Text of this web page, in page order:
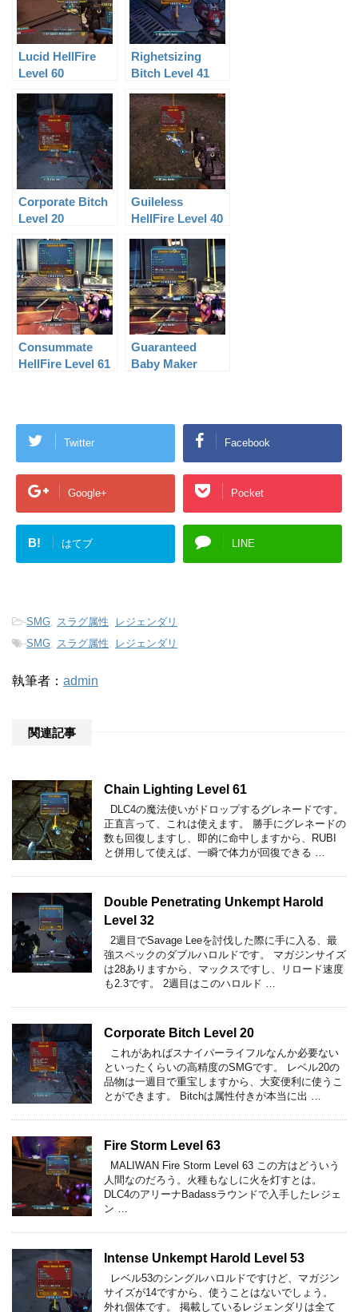
Lucid HellFire
Level 60
Righetsizing
Bitch Level 41
Corporate Bitch
Level 20
Guileless
HellFire Level 40
Consummate
HellFire Level 61
Guaranteed
Baby Maker
Twitter Facebook
Google+ Pocket
B! はてブ LINE
-SMG スラグ属性
レジェンダリ
-SMG スラグ属性 レジェンダリ
執筆者： admin
関連記事
Chain Lighting Level 61
DLC4の魔法使いがドロップするグレネードです。
正直言って、これは使えます。 勝手にグレネードの
数も回復しますし、即的に命中しますから、RUBI
と併用して使えば、一瞬で体力が回復できる …
Double Penetrating Unkempt Harold
Level 32
2週目でSavage Leeを討伐した際に手に入る、最
強スペックのダブルハロルドです。 マガジンサイズ
は28ありますから、マックスですし、リロード速度
も2.3です。 2週目はこのハロルド …
Corporate Bitch Level 20
これがあればスナイパーライフルなんか必要ない
といったくらいの高精度のSMGです。 レベル20の
品物は一週目で重宝しますから、大変便利に使うこ
とができます。 Bitchは属性付きが本当に出 …
Fire Storm Level 63
MALIWAN Fire Storm Level 63 この方はどういう
人間なのだろう。火種もなしに火を灯すとは。
DLC4のアリーナBadassラウンドで入手したレジェ
ン …
Intense Unkempt Harold Level 53
レベル53のシングルハロルドですけど、マガジン
サイズが14ですから、使うことはないでしょう。
外れ個体です。 掲載しているレジェンダリは全て